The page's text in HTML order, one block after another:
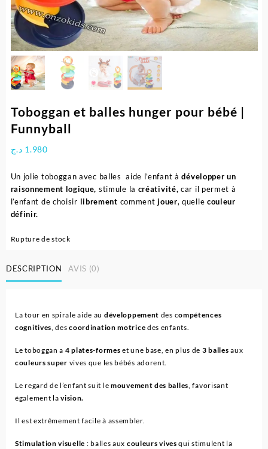
Toboggan et balles hunger pour bébé |
Funnyball
1.980 د.ج
Un jolie toboggan avec balles aide l’enfant àdévelopper un
raisonnement logique, stimule la créativité, car il permet à
l’enfant de choisir librement commentjouer, quelle couleur
définir.
Rupture de stock
DESCRIPTION AVIS (0)
La tour en spirale aide au développement des compétences
cognitives , descoordination motrice des enfants.
Le toboggan a 4 plates-formes et une base, en plus de 3 balles aux
couleurs super vives que les bébés adorent.
Le regard de l’enfant suit le mouvement des balles , favorisant
également lavision.
Il est extrêmement facile à assembler.
Stimulation visuelle : balles aux couleurs vives qui stimulent la